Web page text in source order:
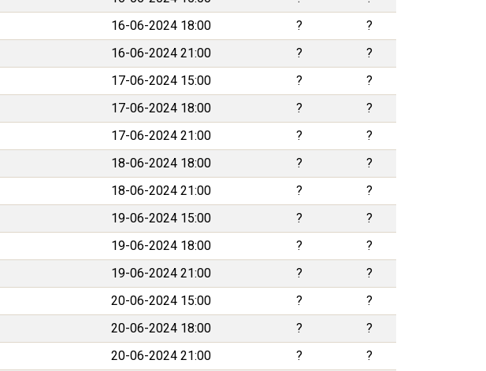
16-06-2024 18:00 ?
?
16-06-2024 21:00 ?
?
17-06-2024 15:00 ?
?
17-06-2024 18:00 ?
?
17-06-2024 21:00 ?
?
18-06-2024 18:00 ?
?
18-06-2024 21:00 ?
?
19-06-2024 15:00 ?
?
19-06-2024 18:00 ?
?
19-06-2024 21:00 ?
?
20-06-2024 15:00 ?
?
20-06-2024 18:00 ?
?
20-06-2024 21:00 ?
?